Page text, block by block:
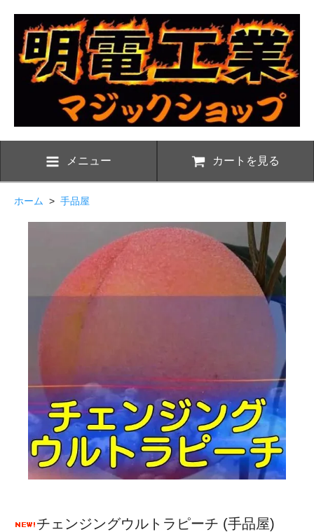
メニュー カートを見る
ホーム > 手品屋
チェンジングウルトラピーチ (手品屋)